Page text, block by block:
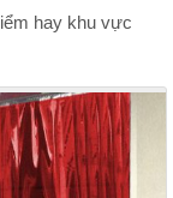
hay khu vực